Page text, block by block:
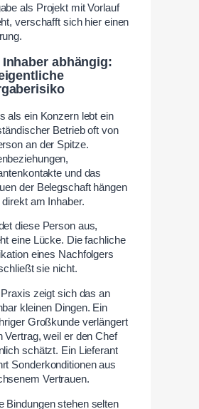
als Projekt mit Vorlauf
verschafft sich hier einen
Inhaber abhängig:
als ein Konzern lebt ein
Betrieb oft von
an der Spitze.
und das
der Belegschaft hängen
direkt am Inhaber.
diese Person aus,
eine Lücke. Die fachliche
eines Nachfolgers
sie nicht.
Praxis zeigt sich das an
kleinen Dingen. Ein
Großkunde verlängert
Vertrag, weil er den Chef
schätzt. Ein Lieferant
Sonderkonditionen aus
Vertrauen.
Bindungen stehen selten